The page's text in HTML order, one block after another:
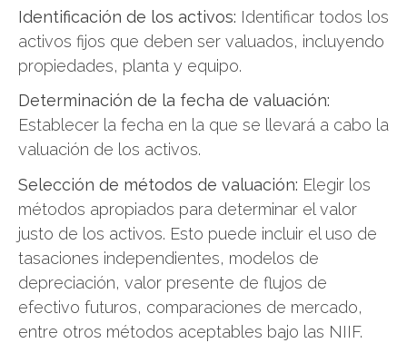
Identificación de los activos: Identificar todos los
activos fijos que deben ser valuados, incluyendo
propiedades, planta y equipo.
Determinación de la fecha de valuación:
Establecer la fecha en la que se llevará a cabo la
valuación de los activos.
Selección de métodos de valuación: Elegir los
métodos apropiados para determinar el valor
justo de los activos. Esto puede incluir el uso de
tasaciones independientes, modelos de
depreciación, valor presente de flujos de
efectivo futuros, comparaciones de mercado,
entre otros métodos aceptables bajo las NIIF.